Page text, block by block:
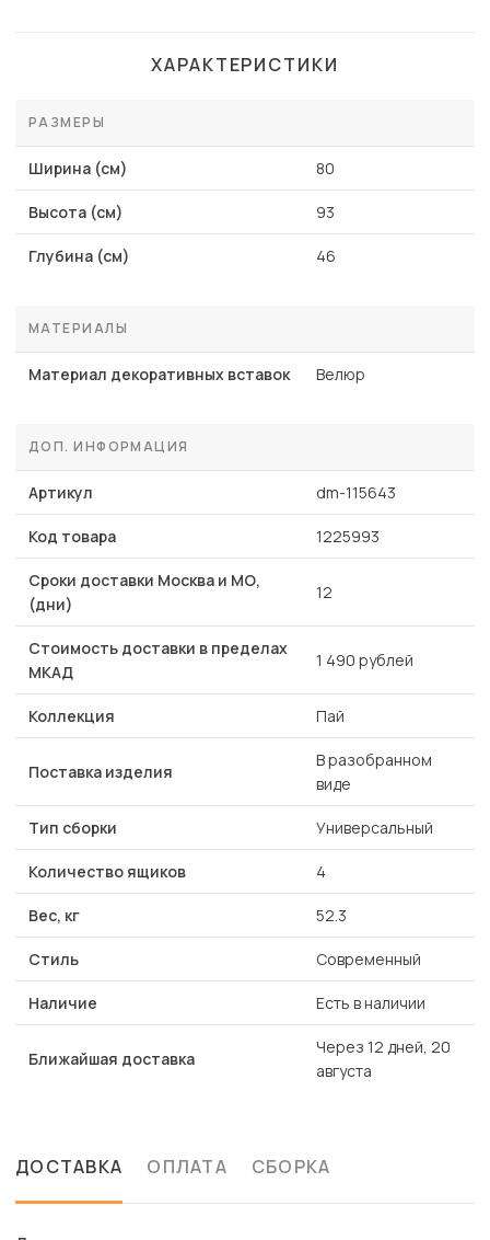
ХАРАКТЕРИСТИКИ
РАЗМЕРЫ
Ширина (см) 80
Высота (см) 93
Глубина (см) 46
МАТЕРИАЛЫ
Материал декоративных вставок Велюр
ДОП. ИНФОРМАЦИЯ
Артикул dm-115643
Код товара 1225993
Сроки доставки Москва и МО,
(дни)
12
Стоимость доставки в пределах
МКАД
1 490 рублей
Коллекция Пай
Поставка изделия
В разобранном
виде
Тип сборки Универсальный
Количество ящиков 4
Вес, кг 52.3
Стиль Современный
Наличие Есть в наличии
Ближайшая доставка
Через 12 дней, 20
августа
ДОСТАВКА ОПЛАТА СБОРКА